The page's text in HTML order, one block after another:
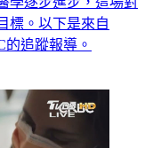
標。以下是來自
追蹤報導。